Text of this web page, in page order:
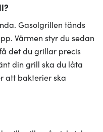
Gasolgrillen tänds
Värmen styr du sedan
det du grillar precis
din grill ska du låta
att bakterier ska